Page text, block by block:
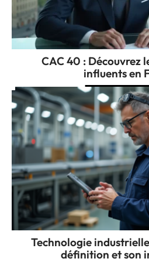
CAC 40 : Découvrez
influents en
Technologie
définition et son